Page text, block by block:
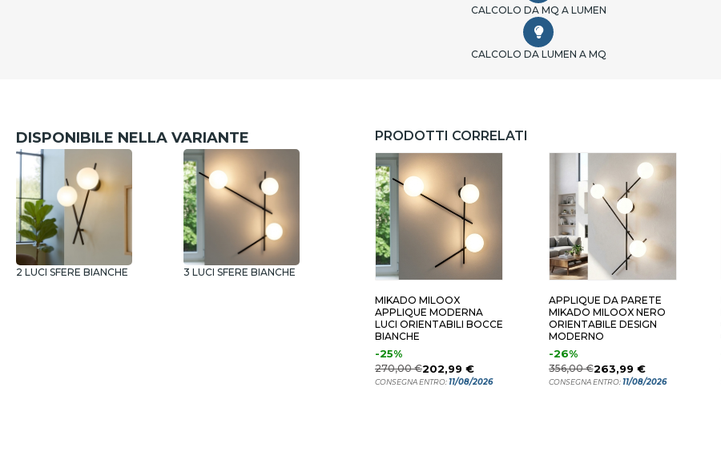
CALCOLO DA MQ A LUMEN
CALCOLO DA LUMEN A MQ
DISPONIBILE NELLA VARIANTE
2 LUCI SFERE BIANCHE 3 LUCI SFERE BIANCHE 4 LUCI SFERE BIANCHE 4 LUCI SFERE TRASPARENTI
PRODOTTI CORRELATI
MIKADO MILOOX
APPLIQUE MODERNA
LUCI ORIENTABILI BOCCE
BIANCHE
-25%
270,00 €202,99 €
CONSEGNA ENTRO:11/08/2026
APPLIQUE DA PARETE
MIKADO MILOOX NERO
ORIENTABILE DESIGN
MODERNO
-26%
356,00 €263,99 €
CONSEGNA ENTRO:11/08/2026